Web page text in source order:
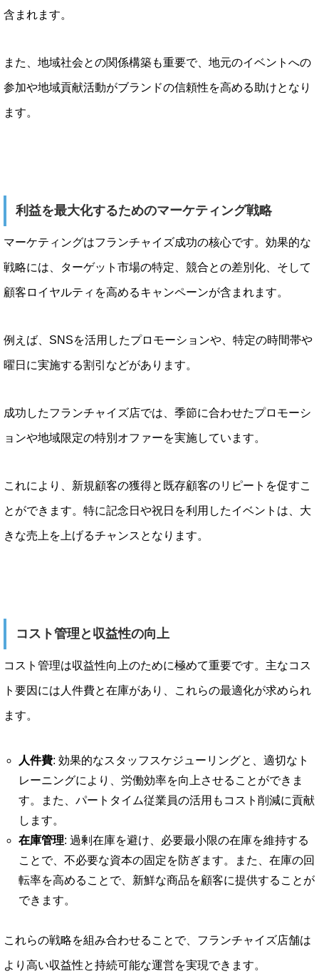
含まれます。
また、地域社会との関係構築も重要で、地元のイベントへの
参加や地域貢献活動がブランドの信頼性を高める助けとなり
ます。
利益を最大化するためのマーケティング戦略
マーケティングはフランチャイズ成功の核心です。効果的な
戦略には、ターゲット市場の特定、競合との差別化、そして
顧客ロイヤルティを高めるキャンペーンが含まれます。
例えば、SNSを活用したプロモーションや、特定の時間帯や
曜日に実施する割引などがあります。
成功したフランチャイズ店では、季節に合わせたプロモーシ
ョンや地域限定の特別オファーを実施しています。
これにより、新規顧客の獲得と既存顧客のリピートを促すこ
とができます。特に記念日や祝日を利用したイベントは、大
きな売上を上げるチャンスとなります。
コスト管理と収益性の向上
コスト管理は収益性向上のために極めて重要です。主なコス
ト要因には人件費と在庫があり、これらの最適化が求められ
ます。
人件費: 効果的なスタッフスケジューリングと、適切なト
レーニングにより、労働効率を向上させることができま
す。また、パートタイム従業員の活用もコスト削減に貢献
します。
在庫管理: 過剰在庫を避け、必要最小限の在庫を維持する
ことで、不必要な資本の固定を防ぎます。また、在庫の回
転率を高めることで、新鮮な商品を顧客に提供することが
できます。
これらの戦略を組み合わせることで、フランチャイズ店舗は
より高い収益性と持続可能な運営を実現できます。